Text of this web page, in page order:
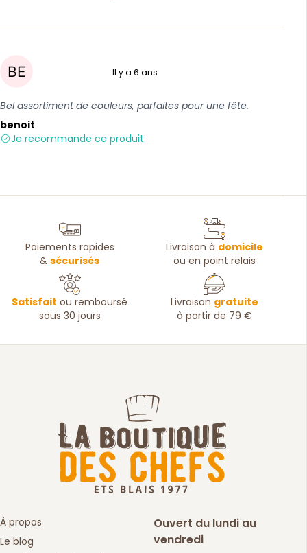
Il y a 6 ans
Bel assortiment de couleurs, parfaites pour une fête.
benoit
Je recommande ce produit
Paiements rapides
&sécurisés
Livraison à domicile
ou en point relais
Satisfait ou remboursé
sous 30 jours
Livraison gratuite
à partir de 79 €
À propos
Le blog
Ouvert du lundi au
vendredi